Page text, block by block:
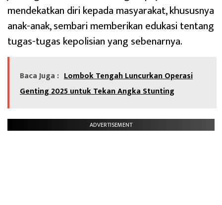
mendekatkan diri kepada masyarakat, khususnya
anak-anak, sembari memberikan edukasi tentang
tugas-tugas kepolisian yang sebenarnya.
Baca Juga : Lombok Tengah Luncurkan Operasi
Genting 2025 untuk Tekan Angka Stunting
ADVERTISEMENT